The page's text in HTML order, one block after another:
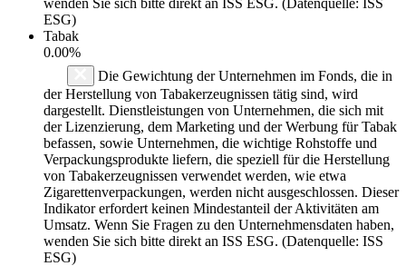
ESG)
Tabak
0.00%
Die Gewichtung der Unternehmen im Fonds, die in
der Herstellung von Tabakerzeugnissen tätig sind, wird
dargestellt. Dienstleistungen von Unternehmen, die sich mit
der Lizenzierung, dem Marketing und der Werbung für Tabak
befassen, sowie Unternehmen, die wichtige Rohstoffe und
Verpackungsprodukte liefern, die speziell für die Herstellung
von Tabakerzeugnissen verwendet werden, wie etwa
Zigarettenverpackungen, werden nicht ausgeschlossen. Dieser
Indikator erfordert keinen Mindestanteil der Aktivitäten am
Umsatz. Wenn Sie Fragen zu den Unternehmensdaten haben,
wenden Sie sich bitte direkt an ISS ESG. (Datenquelle: ISS
ESG)